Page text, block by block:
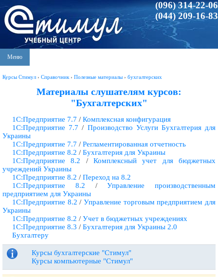
(096) 314-22-06
(044) 209-16-83
Меню
Курсы Стимул › Справочник › Полезные материалы › бухгалтерских
Материалы слушателям курсов:
"Бухгалтерских"
1С:Предприятие 7.7 / Комплексная конфигурация
1С:Предприятие 7.7 / Производство Услуги Бухгалтерия для
Украины
1С:Предприятие 7.7 / Регламентированная отчетность
1С:Предприятие 8.2 / Бухгалтерия для Украины
1С:Предприятие 8.2 /Комплексный учет для бюджетных
учреждений Украины
1С:Предприятие 8.2 / Переход на 8.2
1С:Предприятие 8.2 /Управление производственным
предприятием для Украины
1С:Предприятие 8.2 /Управление торговым предприятием для
Украины
1С:Предприятие 8.2 / Учет в бюджетных учреждениях
1С:Предприятие 8.3 / Бухгалтерия для Украины 2.0
Бухгалтеру
Курсы бухгалтерские "Стимул"
Курсы компьютерные "Стимул"